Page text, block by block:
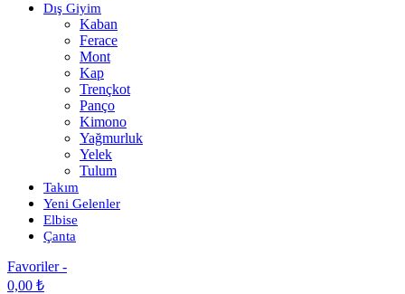
Dış Giyim
Kaban
Ferace
Mont
Kap
Trençkot
Panço
Kimono
Yağmurluk
Yelek
Tulum
Takım
Yeni Gelenler
Elbise
Çanta
Favoriler -
0,00 ₺